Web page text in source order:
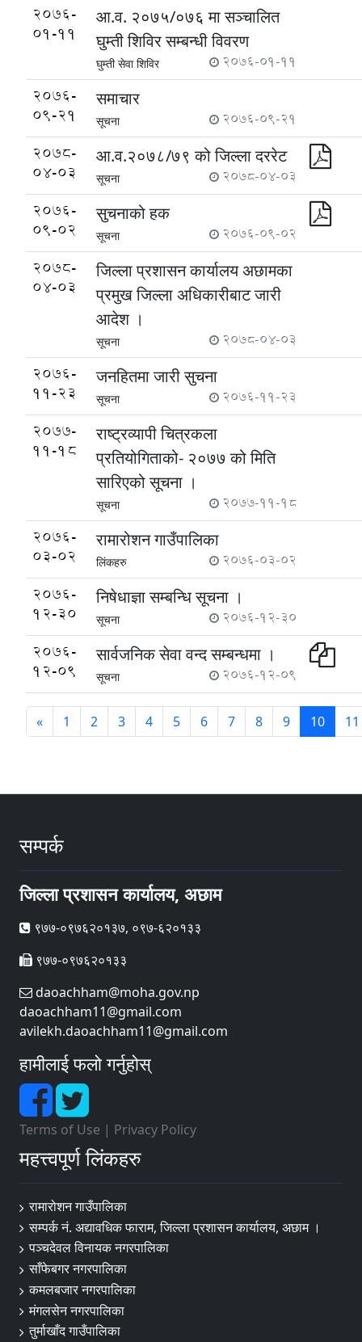
2076-
01-11
आ.व. २०७५/०७६ मा सञ्चालित
घुम्ती शिविर सम्बन्धी विवरण
घुम्ती सेवा शिविर 2076-01-11
2076-
09-21
समाचार
सूचना 2076-09-21
2078-
04-03
आ.व.२०७८/७९ को जिल्ला दररेट
सूचना 2078-04-03
2076-
09-02
सुचनाको हक
सूचना 2076-09-02
2078-
04-03
जिल्ला प्रशासन कार्यालय अछामका
प्रमुख जिल्ला अधिकारीबाट जारी
आदेश ।
सूचना 2078-04-03
2076-
11-23
जनहितमा जारी सुचना
सूचना 2076-11-23
2077-
11-18
राष्ट्रव्यापी चित्रकला
प्रतियोगिताको- २०७७ को मिति
सारिएको सूचना ।
सूचना 2077-11-18
2076-
03-02
रामारोशन गाउँपालिका
लिंकहरु 2076-03-02
2076-
12-30
निषेधाज्ञा सम्बन्धि सूचना ।
सूचना 2076-12-30
2076-
12-09
सार्वजनिक सेवा वन्द सम्बन्धमा ।
सूचना 2076-12-09
« 1 2 3 4 5 6 7 8 9 10 11
सम्पर्क
जिल्ला प्रशासन कार्यालय, अछाम
९७७-०९७६२०१३७, ०९७-६२०१३३
९७७-०९७६२०१३३
daoachham@moha.gov.np
daoachham11@gmail.com
avilekh.daoachham11@gmail.com
हामीलाई फलो गर्नुहोस्
Terms of Use | Privacy Policy
महत्त्वपूर्ण लिंकहरु
रामारोशन गाउँपालिका
सम्पर्क नं. अद्यावधिक फाराम, जिल्ला प्रशासन कार्यालय, अछाम ।
पञ्चदेवल विनायक नगरपालिका
साँफेबगर नगरपालिका
कमलबजार नगरपालिका
मंगलसेन नगरपालिका
तुर्माखाँद गाउँपालिका